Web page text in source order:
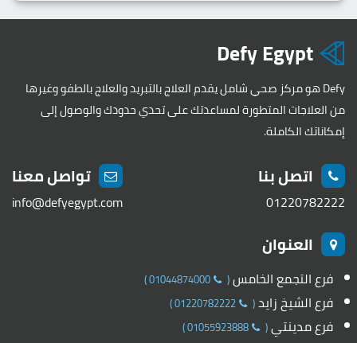
Defy Egypt
Defy هو مركز صحي شامل يقدم العلاج بالتبريد والعلاج بالطفو وغيرها
من العلاجات المتطورة لمساعدتك على تحدي حدودك والوصول إلى
إمكاناتك الكاملة.
اتصل بنا
01220782222
تواصل معنا
info@defyegypt.com
العنوان
فرع التجمع الخامس(
01044874000
)
فرع الشيخ زايد(
01220782222
)
فرع مدينتي(
01055923888
)